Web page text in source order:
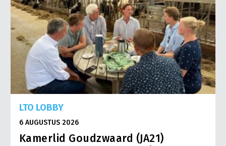
LTO LOBBY
6 AUGUSTUS 2026
Kamerlid Goudzwaard (JA21)